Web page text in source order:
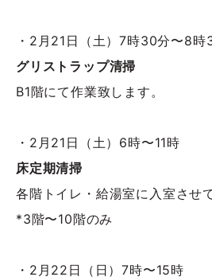
・2月21日（土）7時30分〜8時
グリストラップ清掃
B1階にて作業致します。
・2月21日（土）6時〜11時
床定期清掃
各階トイレ・給湯室に入室させ
*3階〜10階のみ
・2月22日（日）7時〜15時